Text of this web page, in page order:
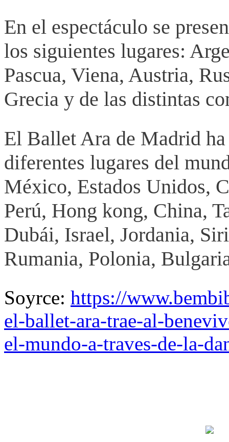
En el espectáculo se
los siguientes lugares:
Pascua, Viena, Austria,
Grecia y de las distintas
El Ballet Ara de Madrid
diferentes lugares del
México, Estados Unidos,
Perú, Hong kong, China,
Dubái, Israel, Jordania,
Rumania, Polonia,
Soyrce: https://
el-ballet-ara-trae-al-
el-mundo-a-traves-de-la-